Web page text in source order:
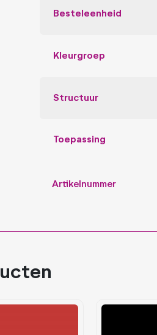
Besteleenheid
Kleurgroep
Structuur
Toepassing
Artikelnummer